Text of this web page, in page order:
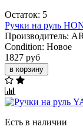
Остаток: 5
Ручки на руль
Производитель:
Condition: Новое
1827 руб
в корзину
Есть в наличии